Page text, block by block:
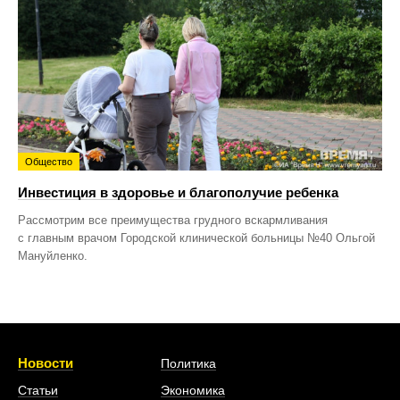
Общество
Инвестиция в здоровье и благополучие ребенка
Рассмотрим все преимущества грудного вскармливания
с главным врачом Городской клинической больницы №40 Ольгой
Мануйленко.
Новости
Статьи
Политика
Экономика